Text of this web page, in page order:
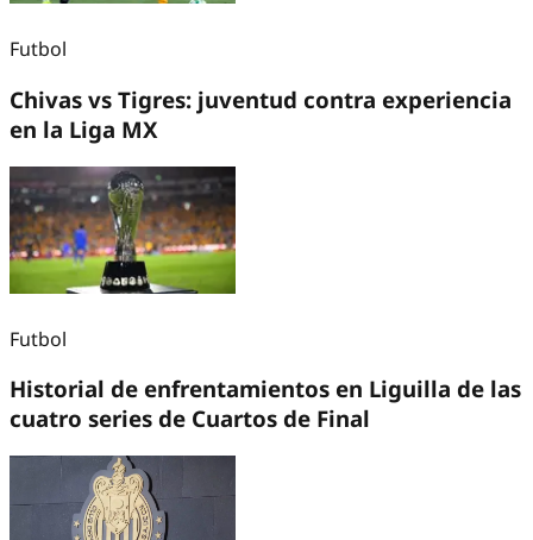
Futbol
Chivas vs Tigres: juventud contra experiencia
en la Liga MX
Futbol
Historial de enfrentamientos en Liguilla de las
cuatro series de Cuartos de Final